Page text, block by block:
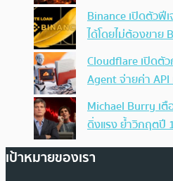
Binance เปิดตัวฟี
ได้โดยไม่ต้องขาย
Cloudflare เปิดตัว
Agent จ่ายค่า API
Michael Burry เ
ดิ่งแรง ย้ำวิกฤตปี
เป้าหมายของเรา